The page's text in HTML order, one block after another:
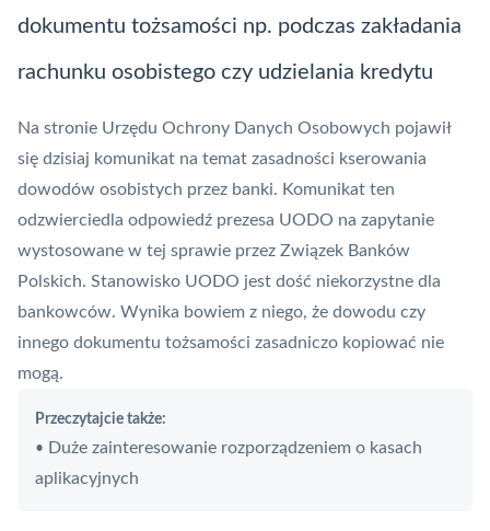
dokumentu tożsamości np. podczas zakładania
rachunku osobistego czy udzielania kredytu
Na stronie Urzędu Ochrony Danych Osobowych pojawił
się dzisiaj komunikat na temat zasadności kserowania
dowodów osobistych przez banki. Komunikat ten
odzwierciedla odpowiedź prezesa UODO na zapytanie
wystosowane w tej sprawie przez Związek Banków
Polskich. Stanowisko UODO jest dość niekorzystne dla
bankowców. Wynika bowiem z niego, że dowodu czy
innego dokumentu tożsamości zasadniczo kopiować nie
mogą.
Przeczytajcie także:
• Duże zainteresowanie rozporządzeniem o kasach
aplikacyjnych